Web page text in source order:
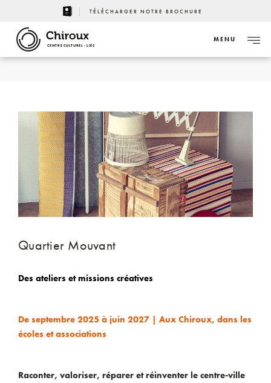
TÉLÉCHARGER NOTRE BROCHURE
CENTRE CULTUREL - LIÈGE
MENU
Quartier Mouvant
Des ateliers et missions créatives
De septembre 2025 à juin 2027 | Aux Chiroux, dans les
écoles et associations
Raconter, valoriser, réparer et réinventer le centre-ville